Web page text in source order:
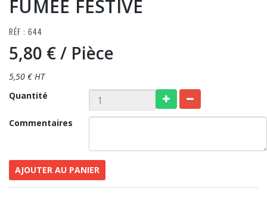
FUMÉE FESTIVE
RÉF : 644
5,80 €/ Pièce
5,50 € HT
Quantité
Commentaires
AJOUTER AU PANIER